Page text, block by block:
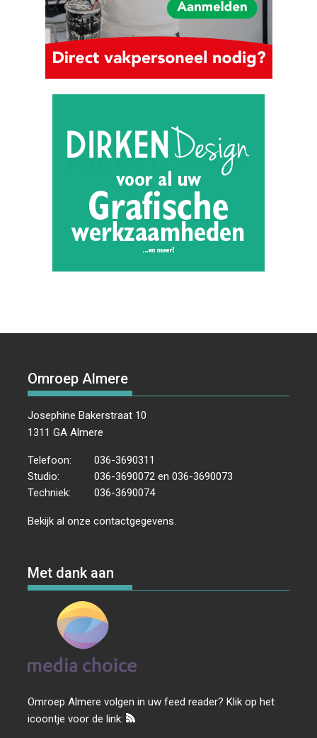
Omroep Almere
Josephine Bakerstraat 10
1311 GA Almere
Telefoon:
036-3690311
Studio:
036-3690072 en 036-3690073
Techniek:
036-3690074
Bekijk al onzecontactgegevens
Met dank aan
Omroep Almere volgen in uw feed reader? Klik op het
icoontje voor de link: